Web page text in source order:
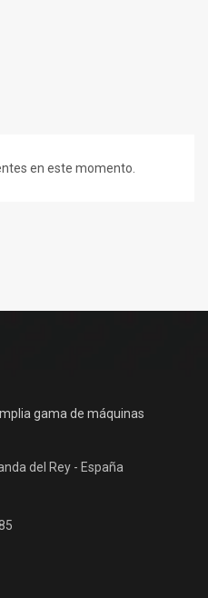
en este momento.
gama de máquinas
del Rey - España